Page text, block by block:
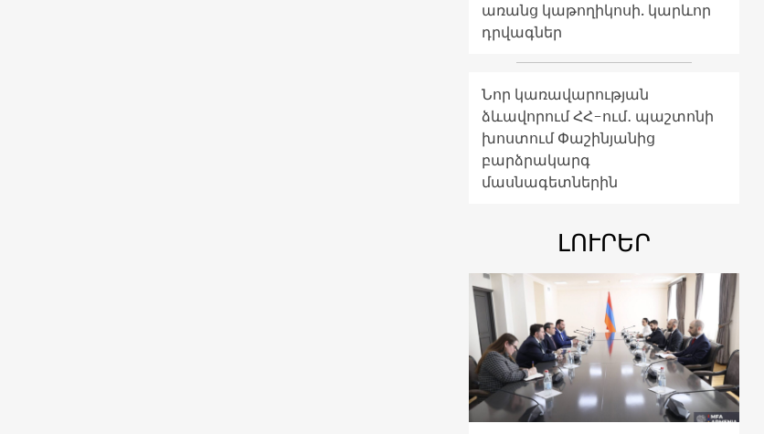
առանց կաթողիկոսի. կարևոր
դրվագներ
Նոր կառավարության
ձևավորում ՀՀ-ում․ պաշտոնի
խոստում Փաշինյանից
բարձրակարգ
մասնագետներին
ԼՈՒՐԵՐ